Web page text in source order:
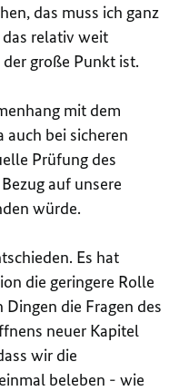
das muss ich ganz
das relativ weit
große Punkt ist.
mit dem
auch bei sicheren
Prüfung des
auf unsere
würde.
Es hat
die geringere Rolle
die Fragen des
neuer Kapitel
wir die
beleben - wie